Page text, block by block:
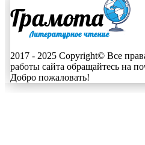
2017 - 2025 Copyright© Все
работы сайта обращайтесь на
Добро пожаловать!